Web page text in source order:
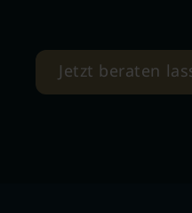
Jetzt beraten